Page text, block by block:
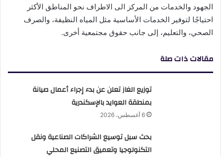
الجهود والخدمات من المركز الى الاطراف نحو المناطق الأكثر
احتياجًا لتوفير الخدمات الأساسية مثل المياه النظيفة، والصرف
الصحي، والتعليم، إلى جانب حقوق مجتمعية أخرى.
مقالات ذات صلة
توزيع الغاز تعلن عن بدء إجراء أعمال صيانة
بمنطقة العوايد بالإسكندرية
6 أغسطس، 2026
بحث سبل توسيع الشراكات الصناعية ونقل
التكنولوجيا وتعميق التصنيع المحلي